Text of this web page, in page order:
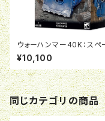
ウォーハンマー40K：スペ
リーン：ヴィンディケイター
¥10,100
同じカテゴリの商品